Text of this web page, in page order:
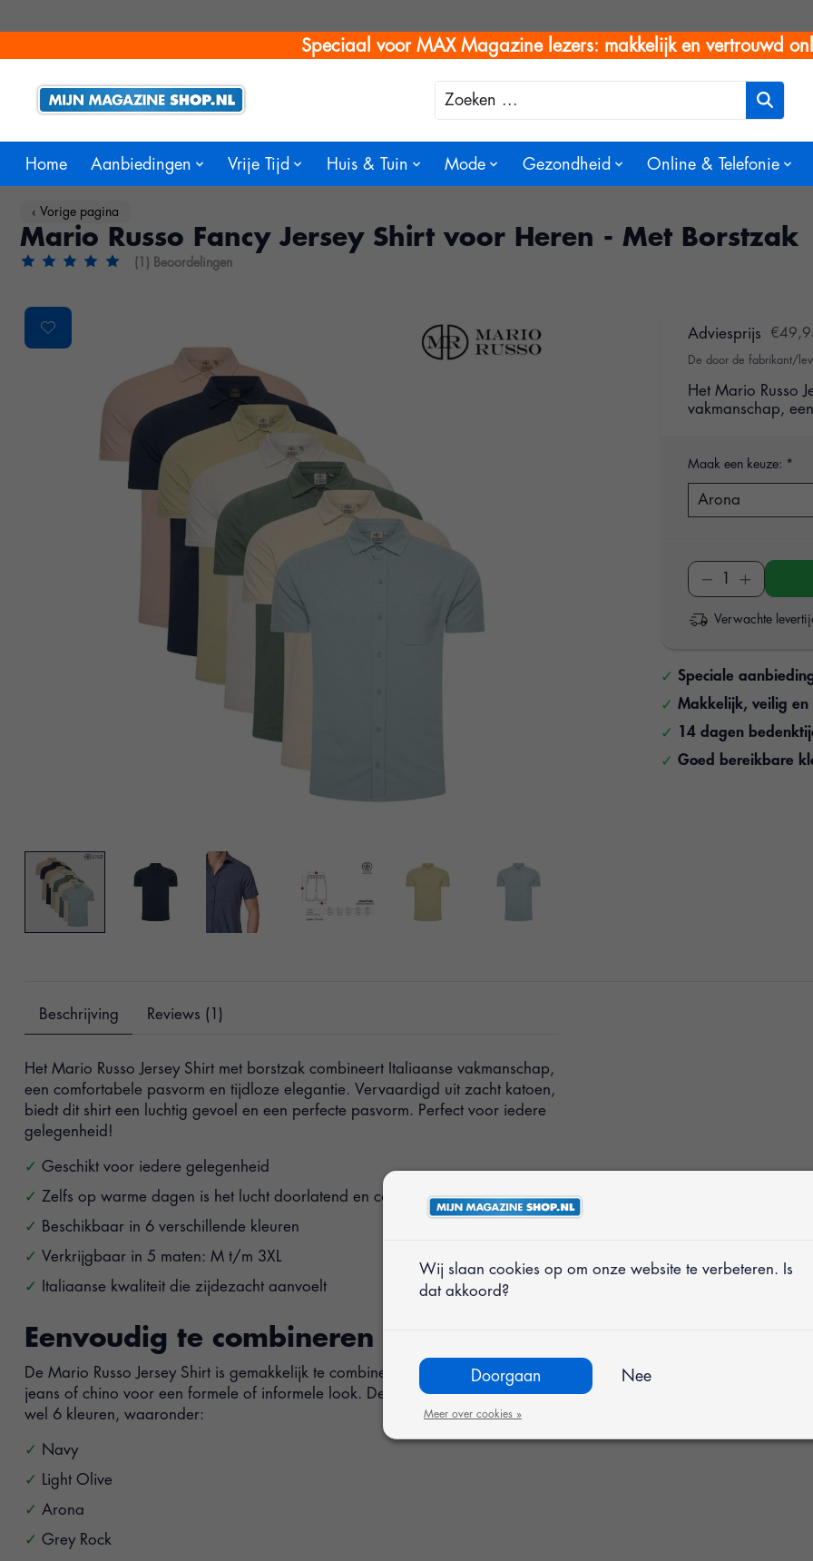
Speciaal voor MAX Magazine lezers: makkelijk en vertrouwd
Zoeken
Home Aanbiedingen Vrije Tijd Huis & Tuin Mode Gezondheid Online & Telefonie
‹ Vorige pagina
Mario Russo Fancy Jersey Shirt voor Heren - Met Borstzak
De beoordeling van dit product is5van de 5
(1) Beoordelingen
Product image slideshow Items
Adviesprijs
De door de fabrikant/
Het Mario Russo
vakmanschap,
Maak een keuze: *
Verwachte
Speciale
Makkelijk, veilig en
14 dagen
Goed bereikbare
Beschrijving Reviews (1)
Het Mario Russo Jersey Shirt met borstzak combineert Italiaanse vakmanschap,
een comfortabele pasvorm en tijdloze elegantie. Vervaardigd uit zacht katoen,
biedt dit shirt een luchtig gevoel en een perfecte pasvorm. Perfect voor iedere
gelegenheid!
Geschikt voor iedere gelegenheid
Zelfs op warme dagen is het lucht doorlatend en comfortabel
Beschikbaar in 6 verschillende kleuren
Verkrijgbaar in 5 maten: M t/m 3XL
Italiaanse kwaliteit die zijdezacht aanvoelt
Eenvoudig te combineren
De Mario Russo Jersey Shirt is gemakkelijk te combineren met een stijlvolle
jeans of chino voor een formele of informele look. De shirts zijn beschikbaar in
wel 6 kleuren, waaronder:
Navy
Light Olive
Arona
Grey Rock
Wij slaan cookies op om onze website te verbeteren. Is
dat akkoord?
Doorgaan Nee
Meer over cookies »